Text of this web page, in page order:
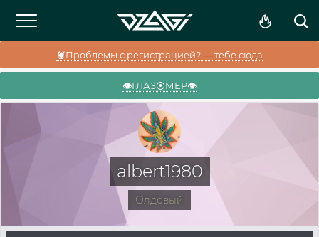
🦞Проблемы с регистрацией? — тебе сюда
👁️ГЛАЗ⦿МЕР👁️
albert1980
Олдовый